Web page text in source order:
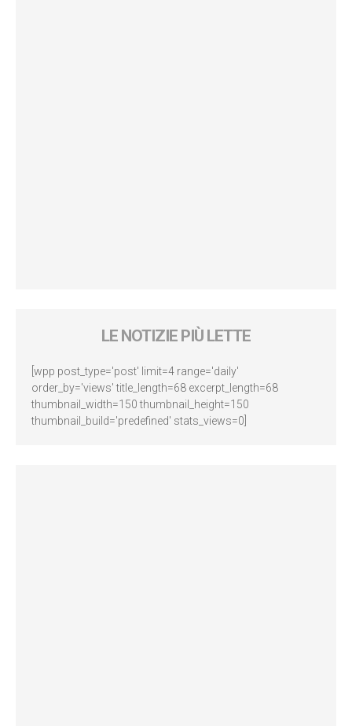
LE NOTIZIE PIÙ LETTE
[wpp post_type='post' limit=4 range='daily'
order_by='views' title_length=68 excerpt_length=68
thumbnail_width=150 thumbnail_height=150
thumbnail_build='predefined' stats_views=0]